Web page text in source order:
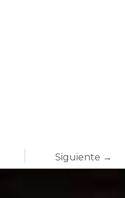
Siguiente →